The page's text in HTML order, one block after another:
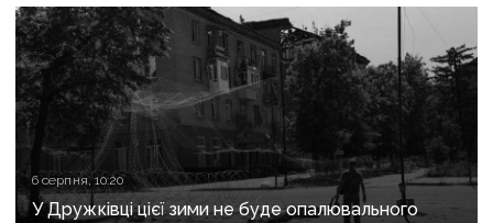
6 серпня, 10:20
У Дружківці цієї зими не буде опалювального